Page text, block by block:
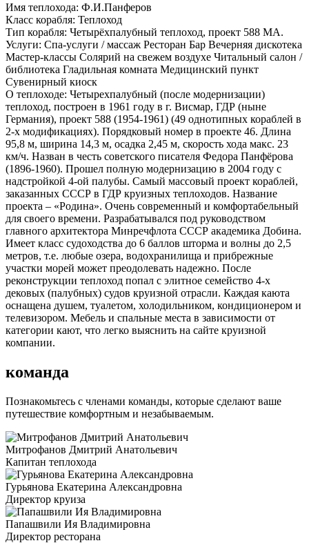
Имя теплохода: Ф.И.Панферов
Класс корабля: Теплоход
Тип корабля: Четырёхпалубный теплоход, проект 588 МА.
Услуги: Спа-услуги / массаж Ресторан Бар Вечерняя дискотека
Мастер-классы Солярий на свежем воздухе Читальный салон /
библиотека Гладильная комната Медицинский пункт
Сувенирный киоск
О теплоходе: Четырехпалубный (после модернизации)
теплоход, построен в 1961 году в г. Висмар, ГДР (ныне
Германия), проект 588 (1954-1961) (49 однотипных кораблей в
2-х модификациях). Порядковый номер в проекте 46. Длина
95,8 м, ширина 14,3 м, осадка 2,45 м, скорость хода макс. 23
км/ч. Назван в честь советского писателя Федора Панфёрова
(1896-1960). Прошел полную модернизацию в 2004 году с
надстройкой 4-ой палубы. Самый массовый проект кораблей,
заказанных СССР в ГДР круизных теплоходов. Название
проекта – «Родина». Очень современный и комфортабельный
для своего времени. Разрабатывался под руководством
главного архитектора Минречфлота СССР академика Добина.
Имеет класс судоходства до 6 баллов шторма и волны до 2,5
метров, т.е. любые озера, водохранилища и прибрежные
участки морей может преодолевать надежно. После
реконструкции теплоход попал с элитное семейство 4-х
дековых (палубных) судов круизной отрасли. Каждая каюта
оснащена душем, туалетом, холодильником, кондиционером и
телевизором. Мебель и спальные места в зависимости от
категории кают, что легко выяснить на сайте круизной
компании.
команда
Познакомьтесь с членами команды, которые сделают ваше
путешествие комфортным и незабываемым.
Митрофанов Дмитрий Анатольевич
Капитан теплохода
Гурьянова Екатерина Александровна
Директор круиза
Папашвили Ия Владимировна
Директор ресторана